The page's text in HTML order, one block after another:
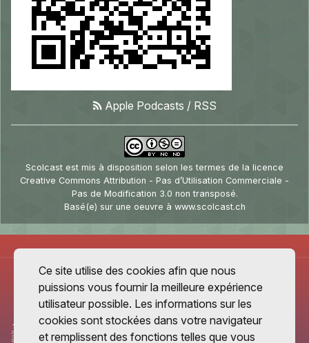
Apple Podcasts / RSS
Scolcast est mis à disposition selon les termes de la licence
Creative Commons Attribution - Pas d’Utilisation Commerciale -
Pas de Modification 3.0 non transposé.
Basé(e) sur une oeuvre à www.scolcast.ch
Ce site utilise des cookies afin que nous
puissions vous fournir la meilleure expérience
utilisateur possible. Les informations sur les
cookies sont stockées dans votre navigateur
et remplissent des fonctions telles que vous